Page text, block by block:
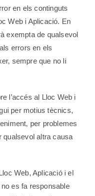
en els continguts
Web i Aplicació. En
exempta de qualsevol
errors en els
sempre que no li
l’accés al Lloc Web i
per motius tècnics,
per problemes
qualsevol altra causa
Web, Aplicació i el
es fa responsable